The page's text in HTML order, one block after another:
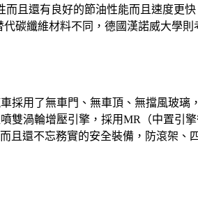
且還有良好的節油性能而且速度更
代碳纖維材料不同，德國漢諾威大學
採用了無車門、無車頂、無擋風玻璃
雙渦輪增壓引擎，採用MR（中置引
且還不忘務實的安全裝備，防滾架